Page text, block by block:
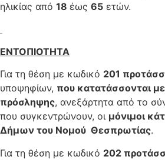
ηλικίας από 18 έως 65 ετών.
ΕΝΤΟΠΙΟΤΗΤΑ
Για τη θέση με κωδικό 201
υποψηφίων, που κατατάσσονται
πρόσληψης, ανεξάρτητα από το
που συγκεντρώνουν, οι μόνιμοι
Δήμων του Νομού Θεσπρωτίας.
Για τη θέση με κωδικό 202